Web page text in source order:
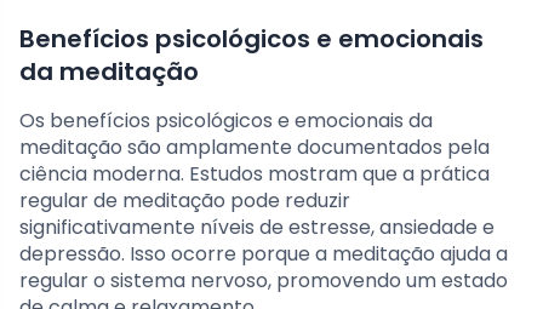
Benefícios psicológicos e emocionais
da meditação
Os benefícios psicológicos e emocionais da
meditação são amplamente documentados pela
ciência moderna. Estudos mostram que a prática
regular de meditação pode reduzir
significativamente níveis de estresse, ansiedade e
depressão. Isso ocorre porque a meditação ajuda a
regular o sistema nervoso, promovendo um estado